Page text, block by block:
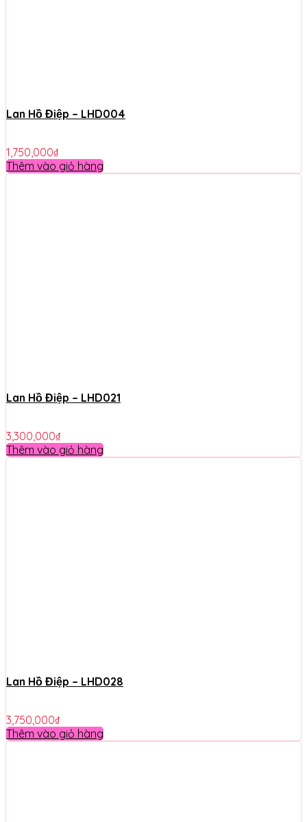
Lan Hồ Điệp – LHD004
1,750,000₫
Thêm vào giỏ hàng
Lan Hồ Điệp – LHD021
3,300,000₫
Thêm vào giỏ hàng
Lan Hồ Điệp – LHD028
3,750,000₫
Thêm vào giỏ hàng